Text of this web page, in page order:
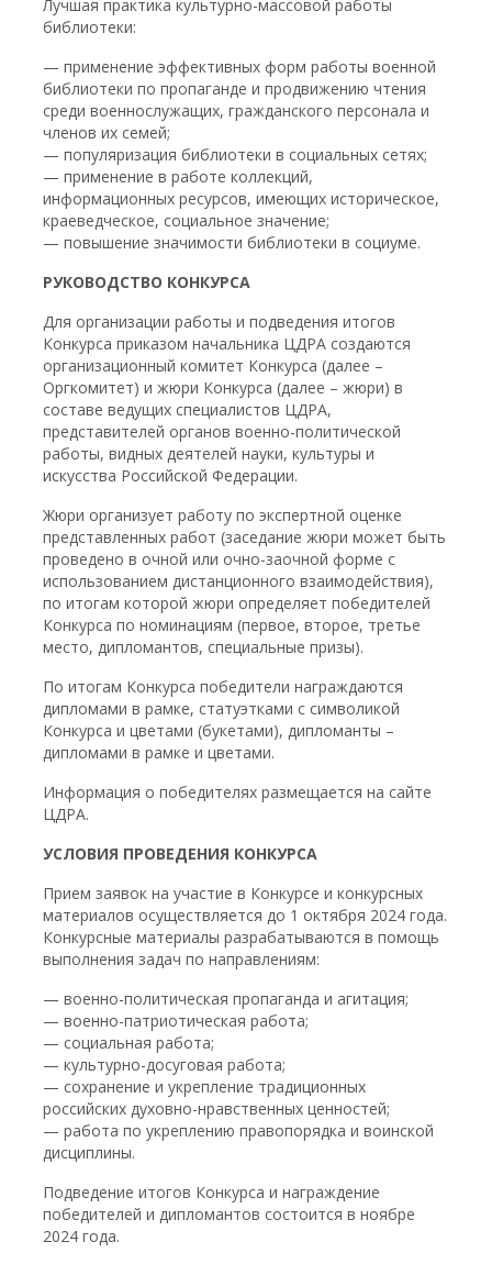
Лучшая практика культурно-массовой работы
библиотеки:
— применение эффективных форм работы военной
библиотеки по пропаганде и продвижению чтения
среди военнослужащих, гражданского персонала и
членов их семей;
— популяризация библиотеки в социальных сетях;
— применение в работе коллекций,
информационных ресурсов, имеющих историческое,
краеведческое, социальное значение;
— повышение значимости библиотеки в социуме.
РУКОВОДСТВО КОНКУРСА
Для организации работы и подведения итогов
Конкурса приказом начальника ЦДРА создаются
организационный комитет Конкурса (далее –
Оргкомитет) и жюри Конкурса (далее – жюри) в
составе ведущих специалистов ЦДРА,
представителей органов военно-политической
работы, видных деятелей науки, культуры и
искусства Российской Федерации.
Жюри организует работу по экспертной оценке
представленных работ (заседание жюри может быть
проведено в очной или очно-заочной форме с
использованием дистанционного взаимодействия),
по итогам которой жюри определяет победителей
Конкурса по номинациям (первое, второе, третье
место, дипломантов, специальные призы).
По итогам Конкурса победители награждаются
дипломами в рамке, статуэтками с символикой
Конкурса и цветами (букетами), дипломанты –
дипломами в рамке и цветами.
Информация о победителях размещается на сайте
ЦДРА.
УСЛОВИЯ ПРОВЕДЕНИЯ КОНКУРСА
Прием заявок на участие в Конкурсе и конкурсных
материалов осуществляется до 1 октября 2024 года.
Конкурсные материалы разрабатываются в помощь
выполнения задач по направлениям:
— военно-политическая пропаганда и агитация;
— военно-патриотическая работа;
— социальная работа;
— культурно-досуговая работа;
— сохранение и укрепление традиционных
российских духовно-нравственных ценностей;
— работа по укреплению правопорядка и воинской
дисциплины.
Подведение итогов Конкурса и награждение
победителей и дипломантов состоится в ноябре
2024 года.